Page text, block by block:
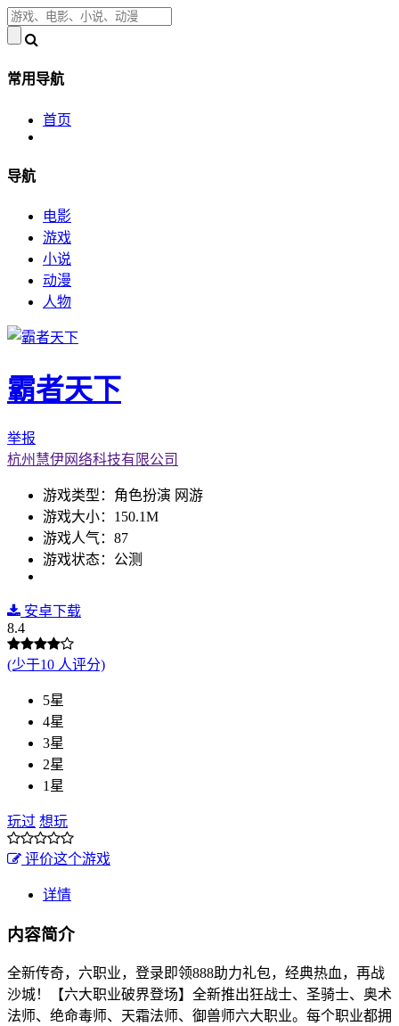
常用导航
首页
导航
电影
游戏
小说
动漫
人物
霸者天下
举报
杭州慧伊网络科技有限公司
游戏类型：角色扮演 网游
游戏大小：150.1M
游戏人气：87
游戏状态：公测
安卓下载
8.4
(少于10 人评分)
5星
4星
3星
2星
1星
玩过 想玩
评价这个游戏
详情
内容简介
全新传奇，六职业，登录即领888助力礼包，经典热血，再战
沙城！【六大职业破界登场】全新推出狂战士、圣骑士、奥术
法师、绝命毒师、天霜法师、御兽师六大职业。每个职业都拥